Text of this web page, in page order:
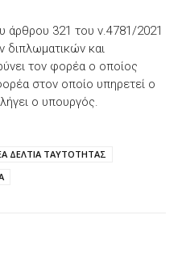
άρθρου 321 του ν.4781/2021
διπλωματικών και
τον φορέα ο οποίος
στον οποίο υπηρετεί ο
ο υπουργός.
ΔΕΛΤΙΑ ΤΑΥΤΟΤΗΤΑΣ